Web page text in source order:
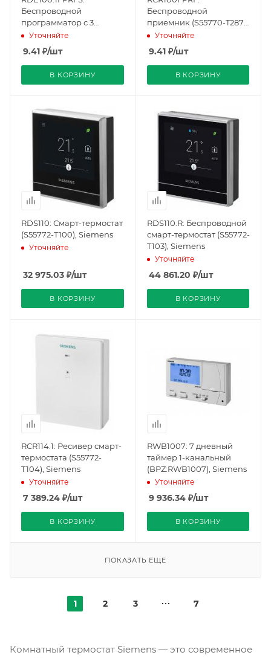
Беспроводной
программатор с 3
зонами, fil pilote, авто-
таймер (S55770-T282),
Siemens
Уточняйте
9.41 ₽/шт
В КОРЗИНУ
Беспроводной
приемник (S55770-T287),
Siemens
Уточняйте
9.41₽/шт
В КОРЗИНУ
RDS110: Смарт-термостат
(S55772-T100), Siemens
Уточняйте
32 975.03 ₽/шт
В КОРЗИНУ
RDS110.R: Беспроводной
смарт-термостат (S55772-
T103), Siemens
Уточняйте
44 861.20 ₽/шт
В КОРЗИНУ
RCR114.1: Ресивер смарт-
термостата (S55772-
T104), Siemens
Уточняйте
7 389.24 ₽/шт
В КОРЗИНУ
RWB1007: 7 дневный
таймер 1-канальный
(BPZ:RWB1007), Siemens
Уточняйте
9 936.34₽/шт
В КОРЗИНУ
ПОКАЗАТЬ ЕЩЕ
1 2 3 7
Комнатный термостат Siemens — это современное